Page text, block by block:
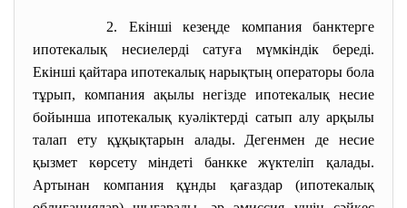
2. Екінші кезеңде компания банктерге
ипотекалық несиелерді сатуға мүмкіндік береді.
Екінші қайтара ипотекалық нарықтың операторы бола
тұрып, компания ақылы негізде ипотекалық несие
бойынша ипотекалық куәліктерді сатып алу арқылы
талап ету құқықтарын алады. Дегенмен де несие
қызмет көрсету міндеті банкке жүктеліп қалады.
Артынан компания құнды қағаздар (ипотекалық